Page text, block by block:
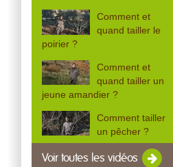
Comment et
quand tailler le
poirier ?
Comment et
quand tailler un
jeune amandier ?
Comment tailler
un pêcher ?
Voir toutes les vidéos